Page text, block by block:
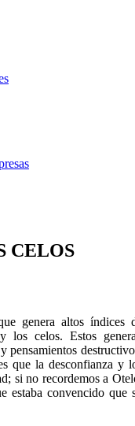
CELOS
genera altos índices
los celos. Estos
pensamientos
que la desconfianza y
si no recordemos a
estaba convencido que